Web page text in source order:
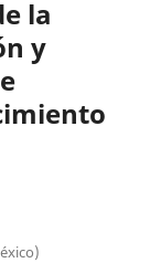
la
y